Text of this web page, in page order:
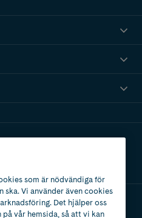
som är nödvändiga för
ska. Vi använder även cookies
Det hjälper oss
vår hemsida, så att vi kan